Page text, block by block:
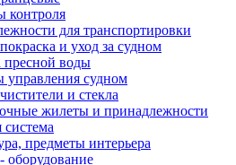
контроля
для транспортировки
и уход за судном
пресной воды
управления судном
и стекла
жилеты и принадлежности
предметы интерьера
оборудование